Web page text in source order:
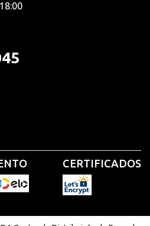
CERTIFICADOS